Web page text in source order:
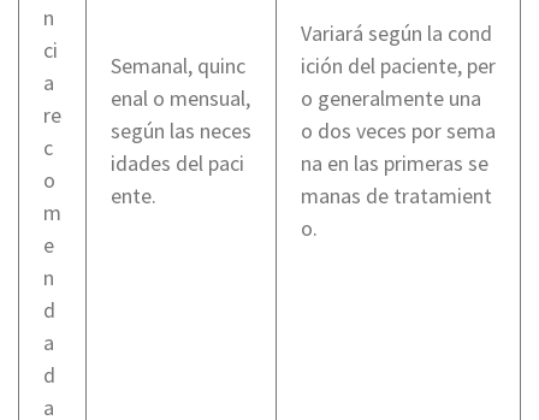
n
ci
a
re
c
o
m
e
n
d
a
d
a
Semanal, quinc
enal o mensual,
según las neces
idades del paci
ente.
Variará según la cond
ición del paciente, per
o generalmente una
o dos veces por sema
na en las primeras se
manas de tratamient
o.